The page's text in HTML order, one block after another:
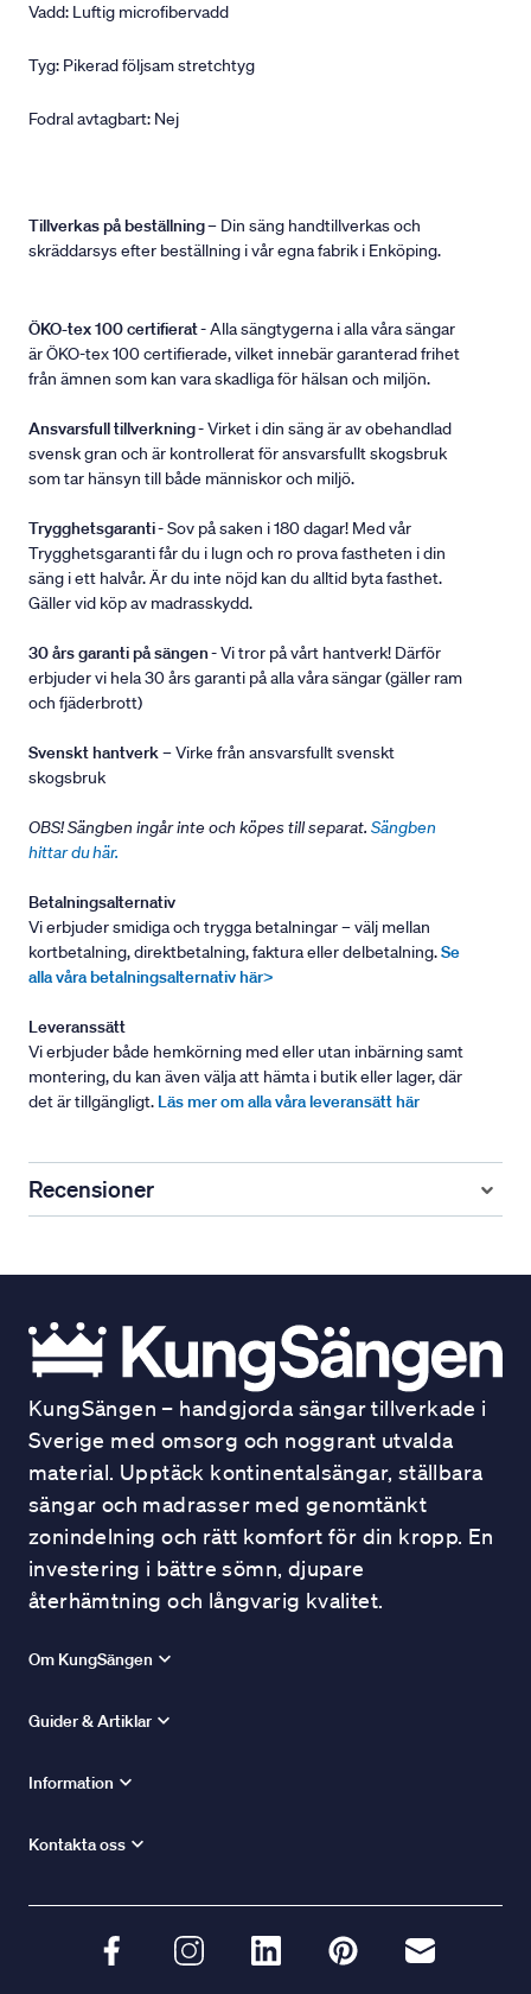
Vadd: Luftig microfibervadd
Tyg: Pikerad följsam stretchtyg
Fodral avtagbart: Nej
Tillverkas på beställning– Din säng handtillverkas och
skräddarsys efter beställning i vår egna fabrik i Enköping.
ÖKO-tex 100 certifierat- Alla sängtygerna i alla våra sängar
är ÖKO-tex 100 certifierade, vilket innebär garanterad frihet
från ämnen som kan vara skadliga för hälsan och miljön.
Ansvarsfull tillverkning- Virket i din säng är av obehandlad
svensk gran och är kontrollerat för ansvarsfullt skogsbruk
som tar hänsyn till både människor och miljö.
Trygghetsgaranti- Sov på saken i 180 dagar! Med vår
Trygghetsgaranti får du i lugn och ro prova fastheten i din
säng i ett halvår. Är du inte nöjd kan du alltid byta fasthet.
Gäller vid köp av madrasskydd.
30 års garanti på sängen- Vi tror på vårt hantverk! Därför
erbjuder vi hela 30 års garanti på alla våra sängar (gäller ram
och fjäderbrott)
Svenskt hantverk– Virke från ansvarsfullt svenskt
skogsbruk
OBS! Sängben ingår inte och köpes till separat. Sängben
hittar du här.
Betalningsalternativ
Vi erbjuder smidiga och trygga betalningar – välj mellan
kortbetalning, direktbetalning, faktura eller delbetalning.Se
alla våra betalningsalternativ här>
Leveranssätt
Vi erbjuder både hemkörning med eller utan inbärning samt
montering, du kan även välja att hämta i butik eller lager, där
det är tillgängligt. Läs mer om alla våra leveransätt här
Recensioner
KungSängen – handgjorda sängar tillverkade i
Sverige med omsorg och noggrant utvalda
material. Upptäck kontinentalsängar, ställbara
sängar och madrasser med genomtänkt
zonindelning och rätt komfort för din kropp. En
investering i bättre sömn, djupare
återhämtning och långvarig kvalitet.
Om KungSängen
Guider & Artiklar
Information
Kontakta oss